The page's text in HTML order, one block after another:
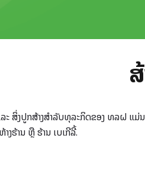
ສິ່ງປູກສ້າງສໍາລັບທຸລະກິດຂອງ ທລຝ ແມ່
ງຮ້ານ ຫຼື ຮ້ານ ເບເກີລີ້.